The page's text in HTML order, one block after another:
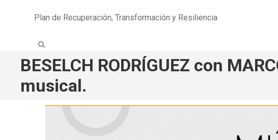
Plan de Recuperación, Transformación y Resiliencia
BESELCH RODRÍGUEZ con
musical.